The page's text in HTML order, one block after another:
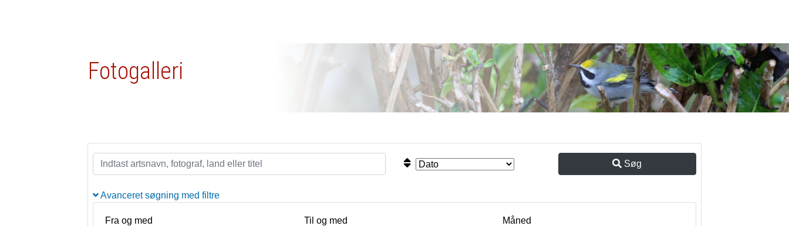
Fotogalleri
Søg
Avanceret søgning med filtre
Fra og med Til og med
Måned